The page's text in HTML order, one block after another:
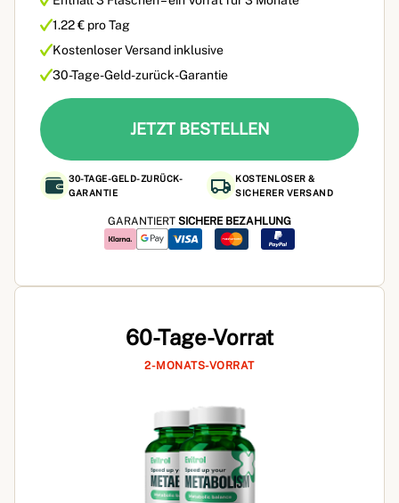
1.22 € pro Tag
Kostenloser Versand inklusive
30-Tage-Geld-zurück-Garantie
JETZT BESTELLEN
30-TAGE-GELD-ZURÜCK-
GARANTIE
KOSTENLOSER &
SICHERER VERSAND
GARANTIERT SICHERE BEZAHLUNG
60-Tage-Vorrat
2-MONATS-VORRAT